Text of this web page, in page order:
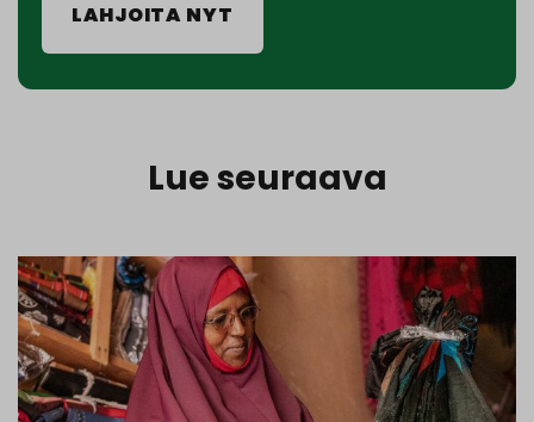
LAHJOITA NYT
Lue seuraava